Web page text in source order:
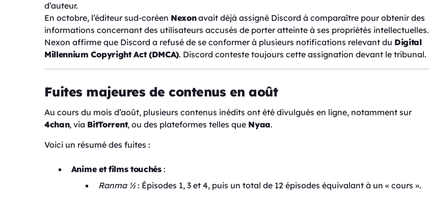
d’auteur.
En octobre, l’éditeur sud-coréen Nexonavait déjà assigné Discord à comparaître pour obtenir des
informations concernant des utilisateurs accusés de porter atteinte à ses propriétés intellectuelles.
Nexon affirme que Discord a refusé de se conformer à plusieurs notifications relevant du Digital
Millennium Copyright Act (DMCA). Discord conteste toujours cette assignation devant le tribunal.
Fuites majeures de contenus en août
Au cours du mois d’août, plusieurs contenus inédits ont été divulgués en ligne, notamment sur
4chan, via BitTorrent, ou des plateformes telles que Nyaa.
Voici un résumé des fuites :
Anime et films touchés:
Ranma ½: Épisodes 1, 3 et 4, puis un total de 12 épisodes équivalant à un « cours ».